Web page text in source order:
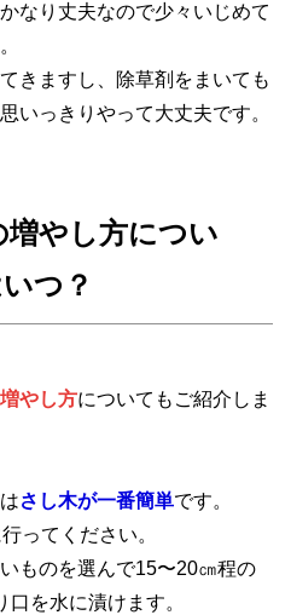
なり丈夫なので少々いじめて
きますし、除草剤をまいても
いっきりやって大丈夫です。
増やし方につい
つ？
やし方についてもご紹介しま
さし木が一番簡単です。
ってください。
ものを選んで15〜20㎝程の
を水に漬けます。